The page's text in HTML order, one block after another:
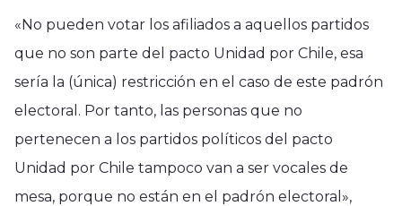
«No pueden votar los afiliados a aquellos partidos
que no son parte del pacto Unidad por Chile, esa
sería la (única) restricción en el caso de este padrón
electoral. Por tanto, las personas que no
pertenecen a los partidos políticos del pacto
Unidad por Chile tampoco van a ser vocales de
mesa, porque no están en el padrón electoral»,